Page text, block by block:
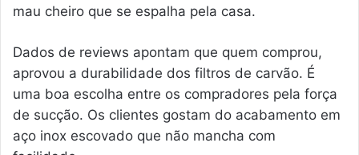
mau cheiro que se espalha pela casa.
Dados de reviews apontam que quem comprou,
aprovou a durabilidade dos filtros de carvão. É
uma boa escolha entre os compradores pela força
de sucção. Os clientes gostam do acabamento em
aço inox escovado que não mancha com